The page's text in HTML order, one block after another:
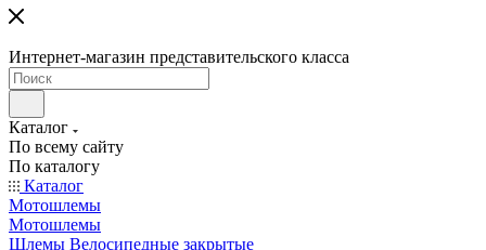
Интернет-магазин представительского класса
Каталог
По всему сайту
По каталогу
Каталог
Мотошлемы
Мотошлемы
Шлемы Велосипедные закрытые